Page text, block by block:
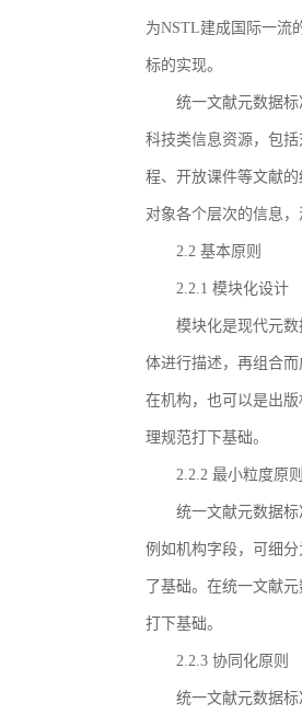
为NSTL建成国际一流
标的实现。
统一文献元数据
科技类信息资源，包
程、开放课件等文献
对象各个层次的信息
2.2 基本原则
2.2.1 模块化设计
模块化是现代元
体进行描述，再组合
在机构，也可以是出
理规范打下基础。
2.2.2 最小粒度原
统一文献元数据
例如机构字段，可细
了基础。在统一文献
打下基础。
2.2.3 协同化原则
统一文献元数据